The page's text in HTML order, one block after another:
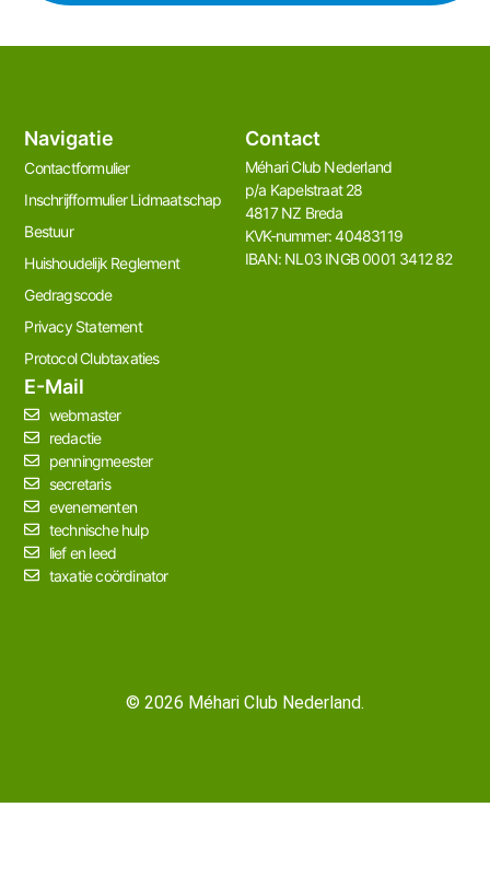
Navigatie
Contactformulier
Inschrijfformulier Lidmaatschap
Bestuur
Huishoudelijk Reglement
Gedragscode
Privacy Statement
Protocol Clubtaxaties
Contact
Méhari Club Nederland​
p/a Kapelstraat 28
4817 NZ Breda
KVK-nummer: 40483119
IBAN: NL03 INGB 0001 3412 82
E-Mail
webmaster
redactie
penningmeester
secretaris
evenementen
technische hulp
lief en leed
taxatie coördinator
© 2026 Méhari Club Nederland.